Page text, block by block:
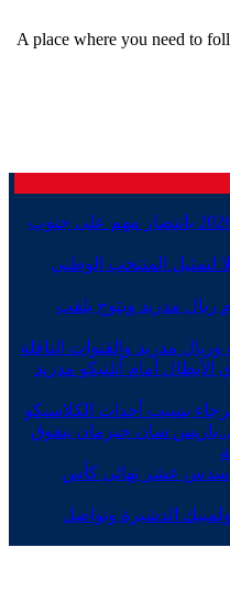
A place where you need to
المكسيك تدشن كأس العالم 2026 بانتصار مهم على جنوب
لتمثيل المنتخب الوطني
ريال مدريد ويتوج بلقب
مدريد والقنوات الناقلة
أمام أتلتيكو مدريد
بسبب أحداث الكلاسيكو
سان جيرمان يتفوق
سدس عشر نهائي كأس
الدشيرة وتواصل